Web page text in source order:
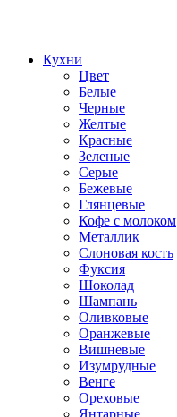
Кухни
Цвет
Белые
Черные
Желтые
Красные
Зеленые
Серые
Бежевые
Глянцевые
Кофе с молоком
Металлик
Слоновая кость
Фуксия
Шоколад
Шампань
Оливковые
Оранжевые
Вишневые
Изумрудные
Венге
Ореховые
Янтарные